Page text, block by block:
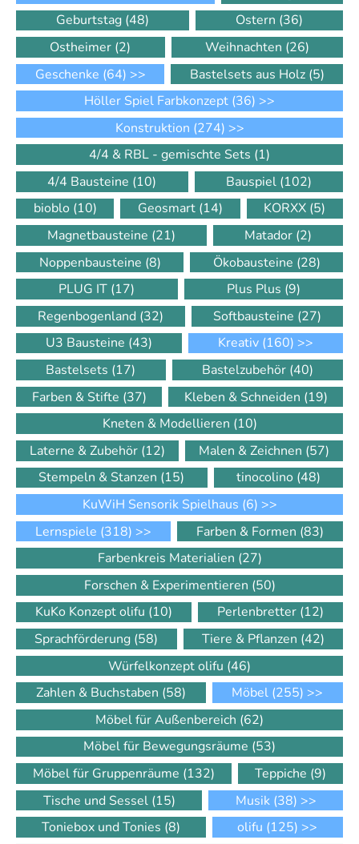
Geburtstag (48) Ostern (36)
Ostheimer (2) Weihnachten (26)
Geschenke (64) >> Bastelsets aus Holz (5)
Höller Spiel Farbkonzept (36) >>
Konstruktion (274) >>
4/4 & RBL - gemischte Sets (1)
4/4 Bausteine (10) Bauspiel (102)
bioblo (10) Geosmart (14) KORXX (5)
Magnetbausteine (21) Matador (2)
Noppenbausteine (8) Ökobausteine (28)
PLUG IT (17) Plus Plus (9)
Regenbogenland (32) Softbausteine (27)
U3 Bausteine (43) Kreativ (160) >>
Bastelsets (17) Bastelzubehör (40)
Farben & Stifte (37) Kleben & Schneiden (19)
Kneten & Modellieren (10)
Laterne & Zubehör (12) Malen & Zeichnen (57)
Stempeln & Stanzen (15) tinocolino (48)
KuWiH Sensorik Spielhaus (6) >>
Lernspiele (318) >> Farben & Formen (83)
Farbenkreis Materialien (27)
Forschen & Experimentieren (50)
KuKo Konzept olifu (10) Perlenbretter (12)
Sprachförderung (58) Tiere & Pflanzen (42)
Würfelkonzept olifu (46)
Zahlen & Buchstaben (58) Möbel (255) >>
Möbel für Außenbereich (62)
Möbel für Bewegungsräume (53)
Möbel für Gruppenräume (132) Teppiche (9)
Tische und Sessel (15) Musik (38) >>
Toniebox und Tonies (8) olifu (125) >>